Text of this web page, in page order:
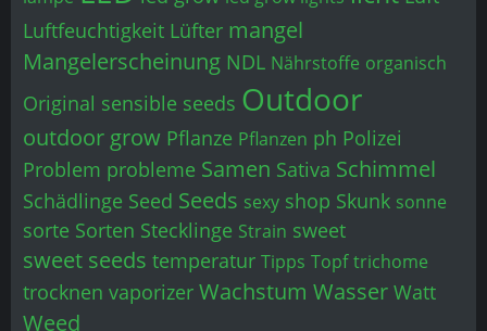
Luftfeuchtigkeit Lüfter mangel
Mangelerscheinung NDL Nährstoffe organisch
Original sensible seeds Outdoor
outdoor grow Pflanze Pflanzen ph Polizei
Problem probleme Samen Sativa Schimmel
Schädlinge Seed Seeds sexy shop Skunk sonne
sorte Sorten Stecklinge Strain sweet
sweet seeds temperatur Tipps Topf trichome
trocknen vaporizer Wachstum Wasser Watt
Weed